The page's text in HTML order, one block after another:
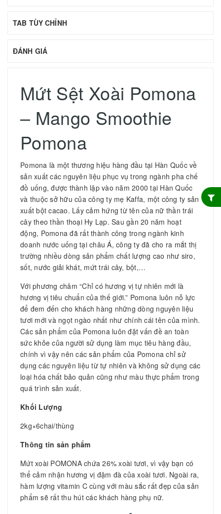
TAB TÙY CHỈNH
ĐÁNH GIÁ
Mứt Sệt Xoài Pomona
– Mango Smoothie
Pomona
Pomona là một thương hiệu hàng đầu tại Hàn Quốc về
sản xuất các nguyên liệu phục vụ trong ngành pha chế
đồ uống, được thành lập vào năm 2000 tại Hàn Quốc
và thuộc sở hữu của công ty mẹ Kaffa, một công ty sản
xuất bột cacao. Lấy cảm hứng từ tên của nữ thần trái
cây theo thần thoại Hy Lạp. Sau gần 20 năm hoạt
động, Pomona đã rất thành công trong ngành kinh
doanh nước uống tại châu Á, công ty đã cho ra mắt thị
trường nhiều dòng sản phẩm chất lượng cao như siro,
sốt, nước giải khát, mứt trái cây, bột,…
Với phương châm “Chỉ có hương vị tự nhiên mới là
hương vị tiêu chuẩn của thế giới.” Pomona luôn nỗ lực
để đem đến cho khách hàng những dòng nguyên liệu
tươi mới và ngọt ngào nhất như chính cái tên của mình.
Các sản phẩm của Pomona luôn đặt vấn đề an toàn
sức khỏe của người sử dụng làm mục tiêu hàng đầu,
chính vì vậy nên các sản phẩm của Pomona chỉ sử
dụng các nguyên liệu từ tự nhiên và không sử dụng các
loại hóa chất bảo quản cũng như màu thực phẩm trong
quá trình sản xuất.
Khối Lượng
2kg×6chai/thùng
Thông tin sản phẩm
Mứt xoài POMONA chứa 26% xoài tươi, vì vậy bạn có
thể cảm nhận hương vị đậm đà của xoài tươi. Ngoài ra,
hàm lượng vitamin C cùng với màu sắc rất đẹp của sản
phẩm sẽ rất thu hút các khách hàng phụ nữ.